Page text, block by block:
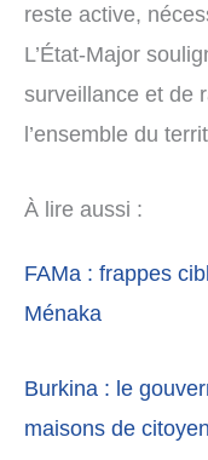
reste active,
L’État-Major
surveillance et de
l’ensemble du
À lire aussi :
FAMa : frappes
Ménaka
Burkina : le
maisons de